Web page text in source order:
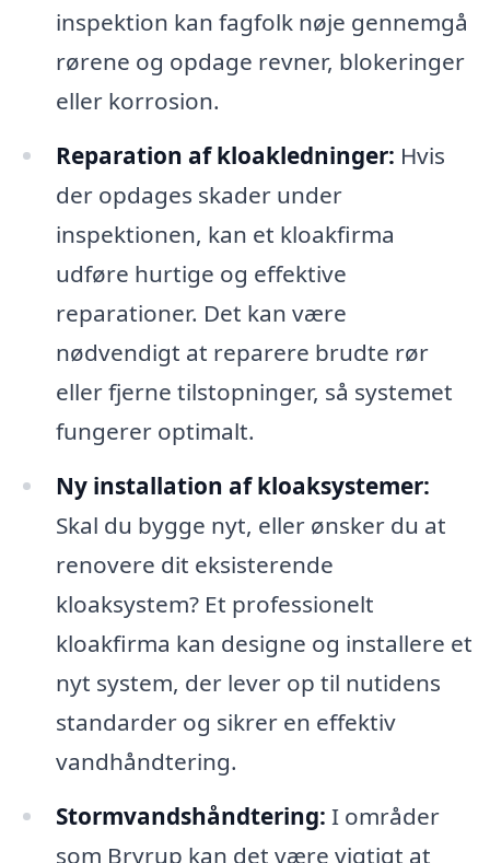
inspektion kan fagfolk nøje gennemgå
rørene og opdage revner, blokeringer
eller korrosion.
Reparation af kloakledninger: Hvis
der opdages skader under
inspektionen, kan et kloakfirma
udføre hurtige og effektive
reparationer. Det kan være
nødvendigt at reparere brudte rør
eller fjerne tilstopninger, så systemet
fungerer optimalt.
Ny installation af kloaksystemer:
Skal du bygge nyt, eller ønsker du at
renovere dit eksisterende
kloaksystem? Et professionelt
kloakfirma kan designe og installere et
nyt system, der lever op til nutidens
standarder og sikrer en effektiv
vandhåndtering.
Stormvandshåndtering: I områder
som Bryrup kan det være vigtigt at